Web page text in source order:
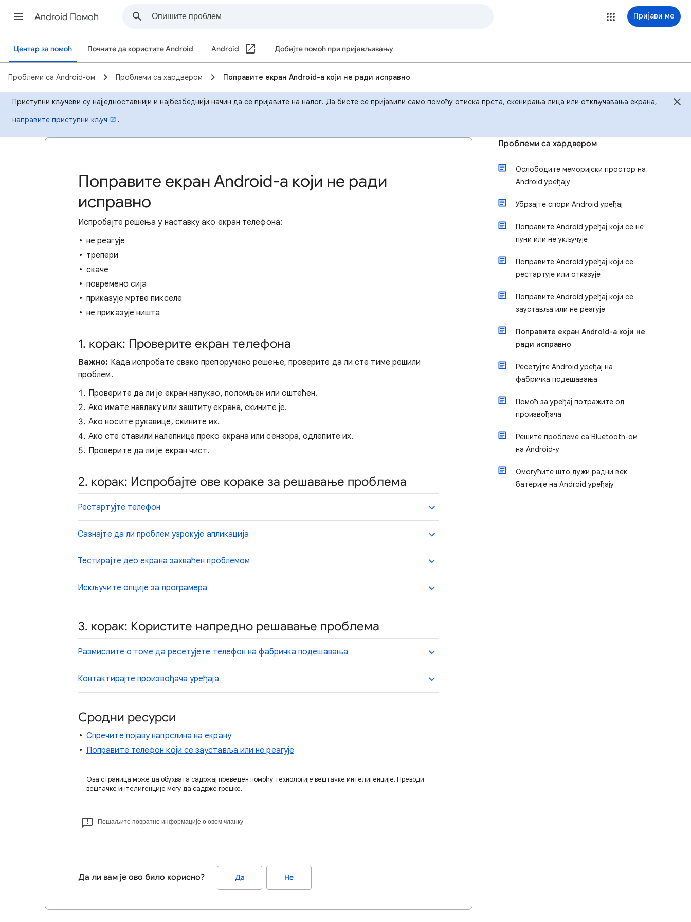
Android Помоћ Пријави ме
Центар за помоћ Почните да користите Android Android Добијте помоћ при пријављивању
Проблеми са Android-ом Проблеми са хардвером Поправите екран Android-а који не ради исправно
Приступни кључеви су најједноставнији и најбезбеднији начин да се пријавите на налог. Да бисте се пријавили само помоћу отиска прста, скенирања лица или откључавања екрана,
направите приступни кључ
.
Поправите екран Android-а који не ради
исправно
Испробајте решења у наставку ако екран телефона:
не реагује
трепери
скаче
повремено сија
приказује мртве пикселе
не приказује ништа
1. корак: Проверите екран телефона
Важно: Када испробате свако препоручено решење, проверите да ли сте тиме решили
проблем.
Проверите да ли је екран напукао, поломљен или оштећен.
Ако имате навлаку или заштиту екрана, скините је.
Ако носите рукавице, скините их.
Ако сте ставили налепнице преко екрана или сензора, одлепите их.
Проверите да ли је екран чист.
2. корак: Испробајте ове кораке за решавање проблема
Рестартујте телефон
Сазнајте да ли проблем узрокује апликација
Тестирајте део екрана захваћен проблемом
Искључите опције за програмера
3. корак: Користите напредно решавање проблема
Размислите о томе да ресетујете телефон на фабричка подешавања
Контактирајте произвођача уређаја
Сродни ресурси
Спречите појаву напрслина на екрану
Поправите телефон који се зауставља или не реагује
Ова страница може да обухвата садржај преведен помоћу технологије вештачке интелигенције. Преводи
вештачке интелигенције могу да садрже грешке.
Пошаљите повратне информације о овом чланку
Да ли вам је ово било корисно? Да Не
Проблеми са хардвером
Ослободите меморијски простор на
Android уређају
Убрзајте спори Android уређај
Поправите Android уређај који се не
пуни или не укључује
Поправите Android уређај који се
рестартује или отказује
Поправите Android уређај који се
зауставља или не реагује
Поправите екран Android-а који не
ради исправно
Ресетујте Android уређај на
фабричка подешавања
Помоћ за уређај потражите од
произвођача
Решите проблеме са Bluetooth-ом
на Android-у
Омогућите што дужи радни век
батерије на Android уређају